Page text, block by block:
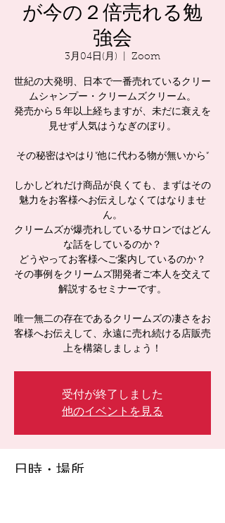
が今の２倍売れる勉
強会
3月04日(月) Zoom
世紀の大発明、日本で一番売れているクリー
ムシャンプー・クリームズクリーム。
発売から５年以上経ちますが、未だに衰えを
見せず人気はうなぎのぼり。
その秘密はやはり”他に代わる物が無いから”
しかしどれだけ商品が良くても、まずはその
魅力をお客様へお伝えしなくてはなりませ
ん。
クリームズが爆売れしているサロンではどん
な話をしているのか？
どうやってお客様へご案内しているのか？
その事例をクリームズ開発者ご本人を交えて
解説するセミナーです。
唯一無二の存在であるクリームズの凄さをお
客様へお伝えして、永遠に売れ続ける店販売
上を構築しましょう！
受付が終了しました
他のイベントを見る
日時・場所